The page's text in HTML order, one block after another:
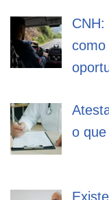
como
o